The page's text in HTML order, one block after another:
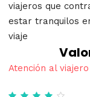
viajeros que
estar tranquilos
viaje
Atención al viajero